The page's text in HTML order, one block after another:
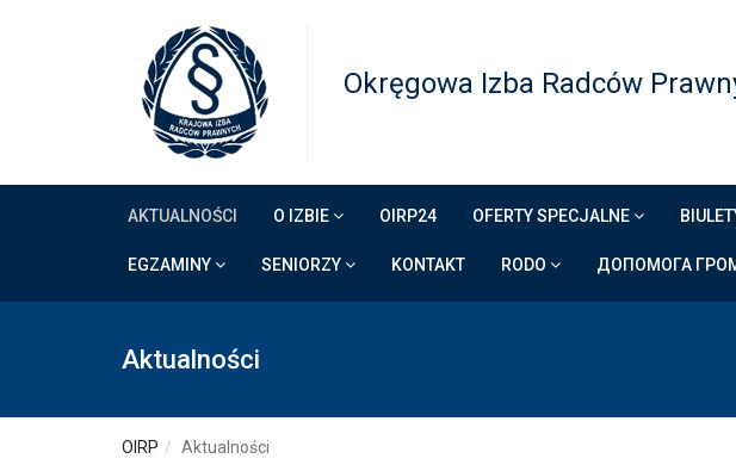
Okręgowa Izba Radców
AKTUALNOŚCI O IZBIE OIRP24 OFERTY SPECJALNE
EGZAMINY SENIORZY KONTAKT RODO ДОПОМОГА
Aktualności
OIRP Aktualności